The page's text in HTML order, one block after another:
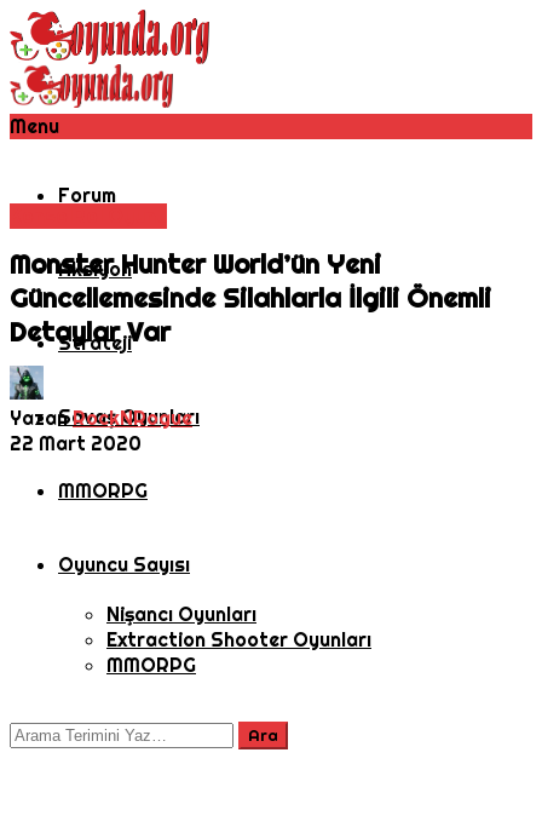
Menu
Forum
Aksiyon
Strateji
Savaş Oyunları
MMORPG
Oyuncu Sayısı
Nişancı Oyunları
Extraction Shooter Oyunları
MMORPG
Monster Hunter World’ün Yeni
Güncellemesinde Silahlarla İlgili Önemli
Detaylar Var
YazanRockNRogue
22 Mart 2020